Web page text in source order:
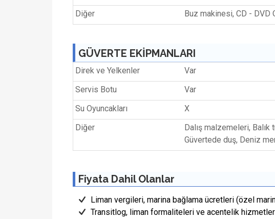
Diğer
Buz makinesi, CD - DVD
GÜVERTE EKİPMANLARI
Direk ve Yelkenler
Var
Servis Botu
Var
Su Oyuncakları
X
Diğer
Dalış malzemeleri, Balık
Güvertede duş, Deniz
Fiyata Dahil Olanlar
Liman vergileri, marina bağlama ücretleri (özel
Transitlog, liman formaliteleri ve acentelik